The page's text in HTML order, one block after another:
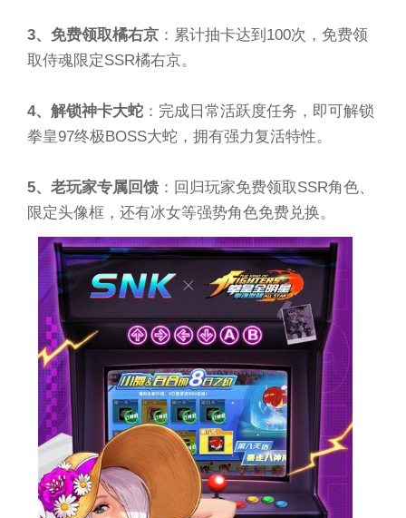
3、免费领取橘右京 ：累计抽卡达到100次，免费领
取侍魂限定SSR橘右京。
4、解锁神卡大蛇 ：完成日常活跃度任务，即可解锁
拳皇97终极BOSS大蛇，拥有强力复活特性。
5、老玩家专属回馈 ：回归玩家免费领取SSR角色、
限定头像框，还有冰女等强势角色免费兑换。